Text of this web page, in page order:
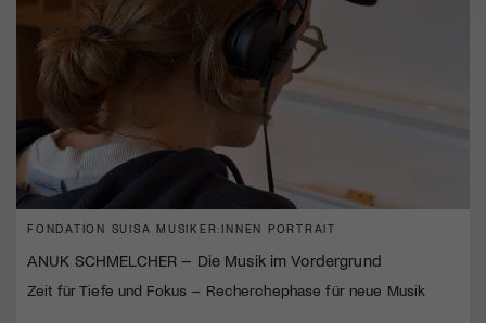
FONDATION SUISA MUSIKER:INNEN PORTRAIT
ANUK SCHMELCHER – Die Musik im Vordergrund
Zeit für Tiefe und Fokus – Recherchephase für neue Musik